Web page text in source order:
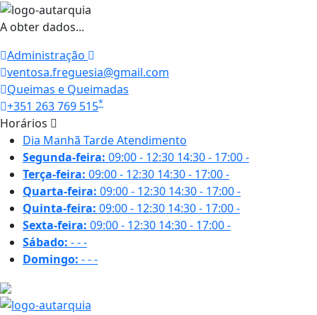
A obter dados...
Administração
ventosa.freguesia@gmail.com
Queimas e Queimadas
+351 263 769 515*
Horários
Dia Manhã TardeAtendimento
Segunda-feira: 09:00 - 12:30 14:30 - 17:00-
Terça-feira: 09:00 - 12:30 14:30 - 17:00-
Quarta-feira: 09:00 - 12:30 14:30 - 17:00-
Quinta-feira: 09:00 - 12:30 14:30 - 17:00-
Sexta-feira: 09:00 - 12:30 14:30 - 17:00-
Sábado: ---
Domingo: ---